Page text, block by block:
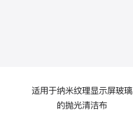
适用于纳米纹理显示屏玻璃
的抛光清洁布